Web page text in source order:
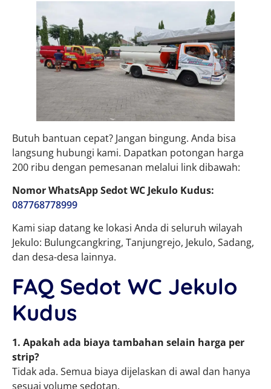
Butuh bantuan cepat? Jangan bingung. Anda bisa
langsung hubungi kami. Dapatkan potongan harga
200 ribu dengan pemesanan melalui link dibawah:
Nomor WhatsApp Sedot WC Jekulo Kudus:
087768778999
Kami siap datang ke lokasi Anda di seluruh wilayah
Jekulo: Bulungcangkring, Tanjungrejo, Jekulo, Sadang,
dan desa-desa lainnya.
FAQ Sedot WC Jekulo
Kudus
1. Apakah ada biaya tambahan selain harga per
strip?
Tidak ada. Semua biaya dijelaskan di awal dan hanya
sesuai volume sedotan.